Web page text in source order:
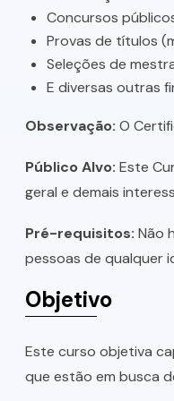
Concursos
Provas de títulos
Seleções de
E diversas outras
Observação: O
Público Alvo: Este
geral e demais
Pré-requisitos: Não
pessoas de qualquer
Objetivo
Este curso objetiva
que estão em busca